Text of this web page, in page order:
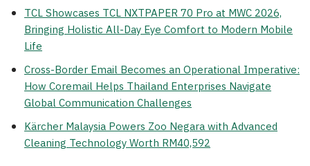
TCL Showcases TCL NXTPAPER 70 Pro at MWC 2026,
Bringing Holistic All-Day Eye Comfort to Modern Mobile
Life
Cross-Border Email Becomes an Operational Imperative:
How Coremail Helps Thailand Enterprises Navigate
Global Communication Challenges
Kärcher Malaysia Powers Zoo Negara with Advanced
Cleaning Technology Worth RM40,592